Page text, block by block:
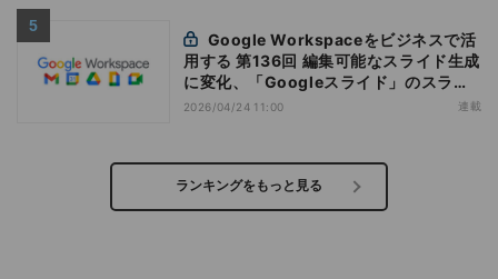
用する 第136回 編集可能なスライド生成
に変化、「Googleスライド」のスライ
ド生成機能を応用
2026/04/24 11:00 連載
ランキングをもっと見る